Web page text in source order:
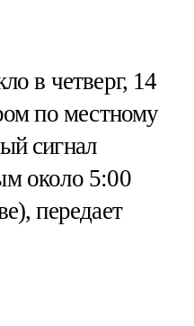
в четверг, 14
по местному
сигнал
около 5:00
передает